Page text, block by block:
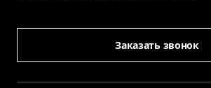
Заказать звонок